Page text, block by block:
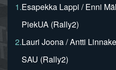
1.Esapekka Lappi / Enni
PiekUA (Rally2)
2.Lauri Joona / Antti
SAU (Rally2)